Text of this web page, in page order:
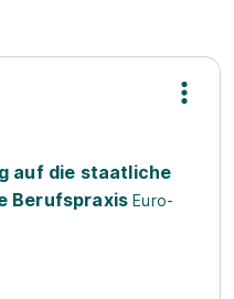
auf die staatliche
Berufspraxis Euro-